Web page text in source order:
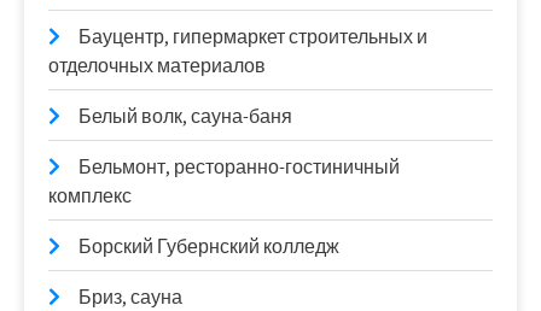
Бауцентр, гипермаркет строительных и
отделочных материалов
Белый волк, сауна-баня
Бельмонт, ресторанно-гостиничный
комплекс
Борский Губернский колледж
Бриз, сауна